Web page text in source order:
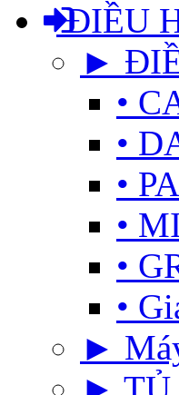
ĐIỀU
►
•
•
•
•
•
•
►